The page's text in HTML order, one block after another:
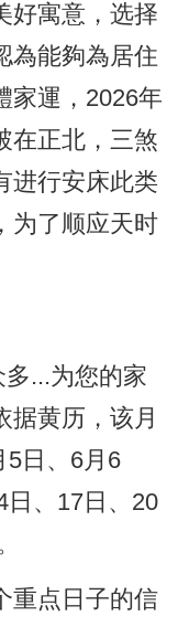
好寓意，选择
為能夠為居住
家運，2026年
在正北，三煞
进行安床此类
为了顺应天时
...为您的家
据黄历，该月
5日、6月6
日、17日、20
重点日子的信